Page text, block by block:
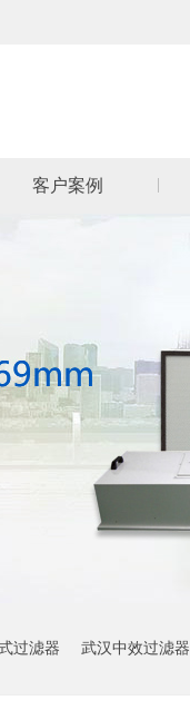
客户案例
过滤器 武汉中效过滤器